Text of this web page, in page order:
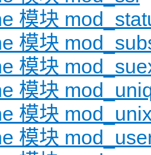
模块
模块
模块
模块
模块
模块